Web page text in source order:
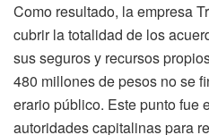
Como resultado, la empresa
cubrir la totalidad de los
sus seguros y recursos
480 millones de pesos no se
erario público. Este punto fue
autoridades capitalinas para